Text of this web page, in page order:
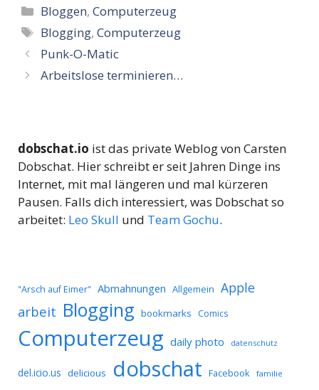
Kategorien
Bloggen,Computerzeug
Schlagwörter
Blogging,Computerzeug
Punk-O-Matic
Arbeitslose terminieren…
dobschat.io ist das private Weblog von Carsten
Dobschat. Hier schreibt er seit Jahren Dinge ins
Internet, mit mal längeren und mal kürzeren
Pausen. Falls dich interessiert, was Dobschat so
arbeitet: Leo Skull und Team Gochu.
"Arsch auf Eimer" Abmahnungen Allgemein Apple
arbeit Blogging bookmarks Comics
Computerzeug daily photo datenschutz
del.icio.us delicious dobschat Facebook familie